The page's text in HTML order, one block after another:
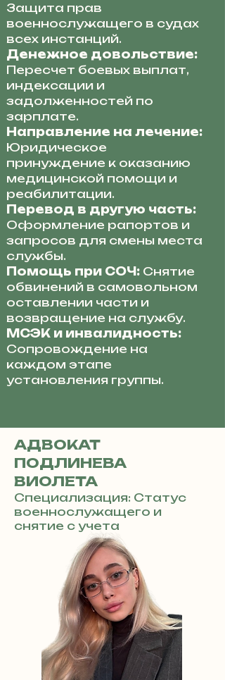
Защита прав
военнослужащего в судах
всех инстанций.
Денежное довольствие:
Пересчет боевых выплат,
индексации и
задолженностей по
зарплате.
Направление на лечение:
Юридическое
принуждение к оказанию
медицинской помощи и
реабилитации.
Перевод в другую часть:
Оформление рапортов и
запросов для смены места
службы.
Помощь при СОЧ: Снятие
обвинений в самовольном
оставлении части и
возвращение на службу.
МСЭК и инвалидность:
Сопровождение на
каждом этапе
установления группы.
АДВОКАТ
ПОДЛИНЕВА
ВИОЛЕТА
Специализация: Статус
военнослужащего и
снятие с учета